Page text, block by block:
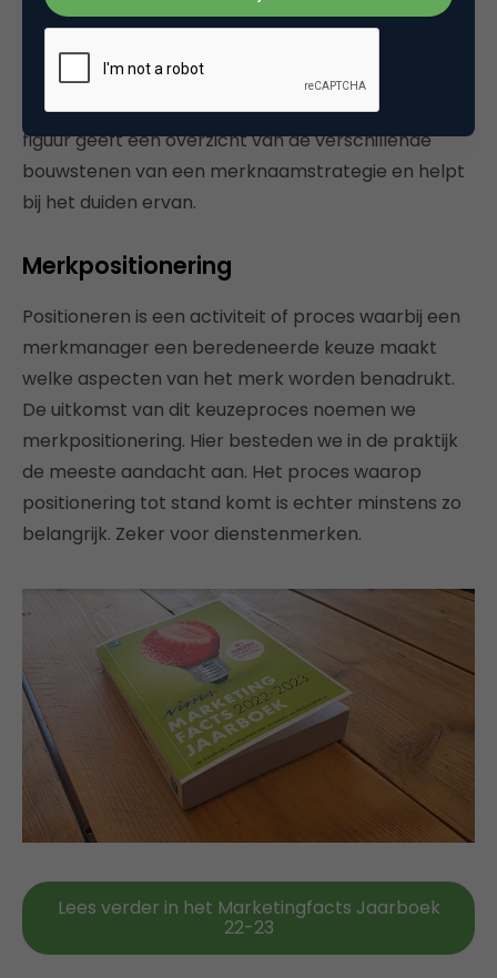
spreken. Overigens is het in de praktijk niet altijd
duidelijk wat de merknaamstrategie van een
onderneming is. Soms worden ook meerdere
strategieën tegelijk toegepast. Het onderstaande
figuur geeft een overzicht van de verschillende
bouwstenen van een merknaamstrategie en helpt
bij het duiden ervan.
Merkpositionering
Positioneren is een activiteit of proces waarbij een
merkmanager een beredeneerde keuze maakt
welke aspecten van het merk worden benadrukt.
De uitkomst van dit keuzeproces noemen we
merkpositionering. Hier besteden we in de praktijk
de meeste aandacht aan. Het proces waarop
positionering tot stand komt is echter minstens zo
belangrijk. Zeker voor dienstenmerken.
Lees verder in het Marketingfacts Jaarboek
22-23